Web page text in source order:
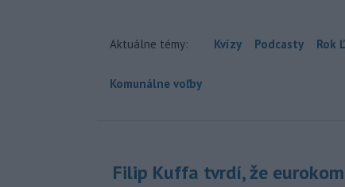
Aktuálne témy: Kvízy Podcasty Rok
Komunálne voľby
Filip Kuffa tvrdí, že